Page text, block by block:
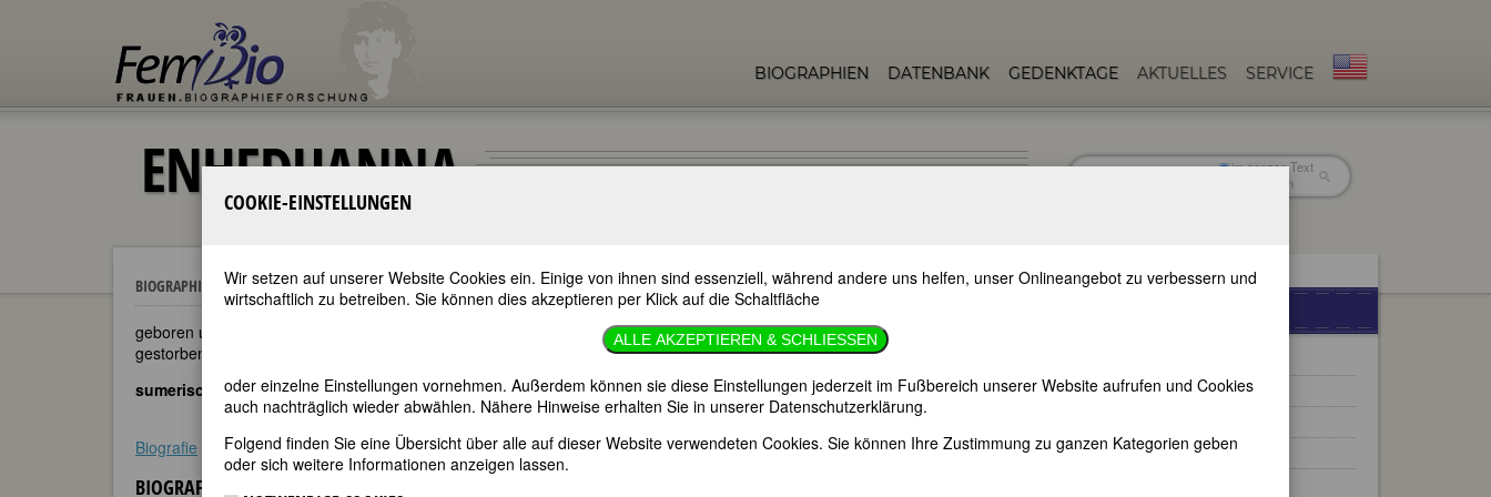
BIOGRAPHIEN DATENBANK GEDENKTAGE AKTUELLES SERVICE
ENHEDUANNA
im ganzen Text
nur in Titeln
BIOGRAPHIEN Enheduanna
geboren um 2385 vor Chr.
gestorben um 2350 vor Chr.
sumerische Dichterin
Biografie Weblinks•Literatur & Quellen
BIOGRAFIE
Luise Zietz
Christl-Marie Schultes
COOKIE-EINSTELLUNGEN
Wir setzen auf unserer Website Cookies ein. Einige von ihnen sind essenziell, während andere uns helfen, unser Onlineangebot zu verbessern und
wirtschaftlich zu betreiben. Sie können dies akzeptieren per Klick auf die Schaltfläche
ALLE AKZEPTIEREN & SCHLIESSEN
oder einzelne Einstellungen vornehmen. Außerdem können sie diese Einstellungen jederzeit im Fußbereich unserer Website aufrufen und Cookies
auch nachträglich wieder abwählen. Nähere Hinweise erhalten Sie in unserer Datenschutzerklärung.
Folgend finden Sie eine Übersicht über alle auf dieser Website verwendeten Cookies. Sie können Ihre Zustimmung zu ganzen Kategorien geben
oder sich weitere Informationen anzeigen lassen.